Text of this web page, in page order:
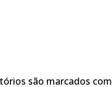
são marcados com